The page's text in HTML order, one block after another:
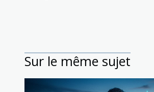
Sur le même sujet